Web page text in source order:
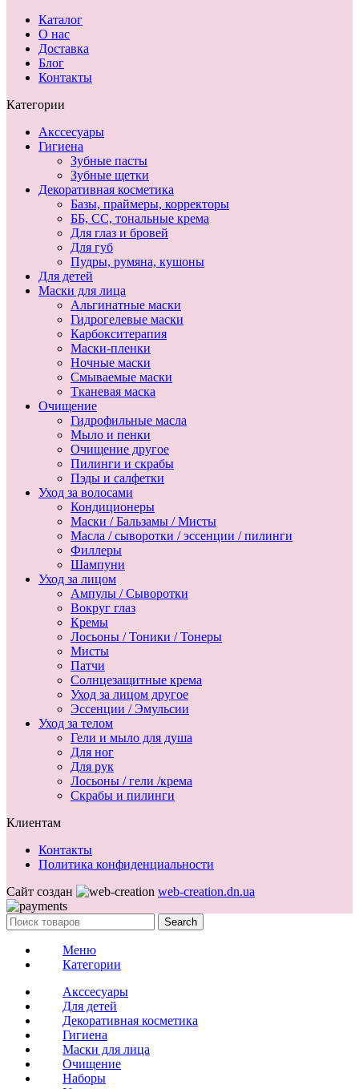
Каталог
О нас
Доставка
Блог
Контакты
Категории
Акссесуары
Гигиена
Зубные пасты
Зубные щетки
Декоративная косметика
Базы, праймеры, корректоры
ББ, СС, тональные крема
Для глаз и бровей
Для губ
Пудры, румяна, кушоны
Для детей
Маски для лица
Альгинатные маски
Гидрогелевые маски
Карбокситерапия
Маски-пленки
Ночные маски
Смываемые маски
Тканевая маска
Очищение
Гидрофильные масла
Мыло и пенки
Очищение другое
Пилинги и скрабы
Пэды и салфетки
Уход за волосами
Кондиционеры
Маски / Бальзамы / Мисты
Масла / сыворотки / эссенции / пилинги
Филлеры
Шампуни
Уход за лицом
Ампулы / Сыворотки
Вокруг глаз
Кремы
Лосьоны / Тоники / Тонеры
Мисты
Патчи
Солнцезащитные крема
Уход за лицом другое
Эссенции / Эмульсии
Уход за телом
Гели и мыло для душа
Для ног
Для рук
Лосьоны / гели /крема
Скрабы и пилинги
Клиентам
Контакты
Политика конфиденциальности
Сайт создан
web-creation.dn.ua
Search
Меню
Категории
Акссесуары
Для детей
Декоративная косметика
Гигиена
Маски для лица
Очищение
Наборы